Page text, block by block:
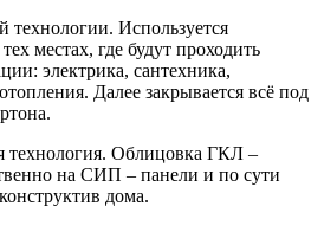
технологии. Используется
местах, где будут проходить
электрика, сантехника,
Далее закрывается всё под
технология. Облицовка ГКЛ –
на СИП – панели и по сути
дома.